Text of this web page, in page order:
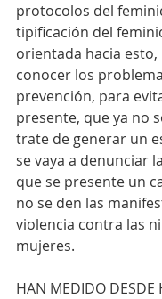
protocolos del
tipificación del
orientada hacia
conocer los
prevención, para
presente, que ya no
trate de generar un
se vaya a denunciar
que se presente un
no se den las
violencia contra las
mujeres.
HAN MEDIDO DESDE